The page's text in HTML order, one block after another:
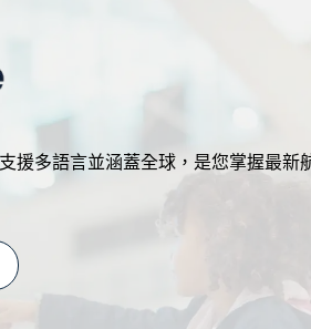
多語言並涵蓋全球，是您掌握最新